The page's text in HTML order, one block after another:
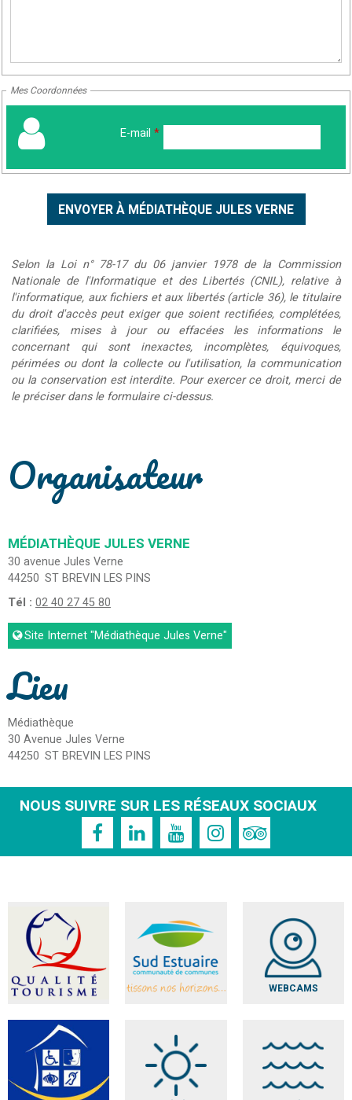
Mes Coordonnées
E-mail *
Selon la Loi n° 78-17 du 06 janvier 1978 de la Commission
Nationale de l'Informatique et des Libertés (CNIL), relative à
l'informatique, aux fichiers et aux libertés (article 36), le titulaire
du droit d'accès peut exiger que soient rectifiées, complétées,
clarifiées, mises à jour ou effacées les informations le
concernant qui sont inexactes, incomplètes, équivoques,
périmées ou dont la collecte ou l'utilisation, la communication
ou la conservation est interdite. Pour exercer ce droit, merci de
le préciser dans le formulaire ci-dessus.
Organisateur
MÉDIATHÈQUE JULES VERNE
30 avenue Jules Verne
44250 ST BREVIN LES PINS
Tél : 02 40 27 45 80
Site Internet"Médiathèque Jules Verne"
Lieu
Médiathèque
30 Avenue Jules Verne
44250 ST BREVIN LES PINS
NOUS SUIVRE SUR LES RÉSEAUX SOCIAUX
WEBCAMS